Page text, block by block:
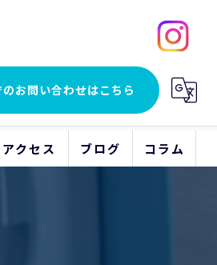
お問い合わせはこちら
アクセス ブログ コラム